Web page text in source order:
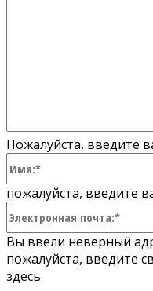
Пожалуйста, введите
пожалуйста, введите
Вы ввели неверный
пожалуйста, введите
здесь